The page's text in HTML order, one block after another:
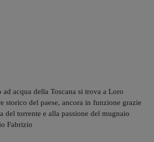
acqua della Toscana si trova a Loro
storico del paese, ancora in funzione grazie
del torrente e alla passione del mugnaio
Fabrizio